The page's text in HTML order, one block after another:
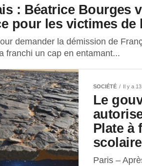
: Béatrice Bourges
pour les victimes de
demander la démission de
franchi un cap en entamant...
SOCIÉTÉ Il y a
Le
Plate à
Paris –